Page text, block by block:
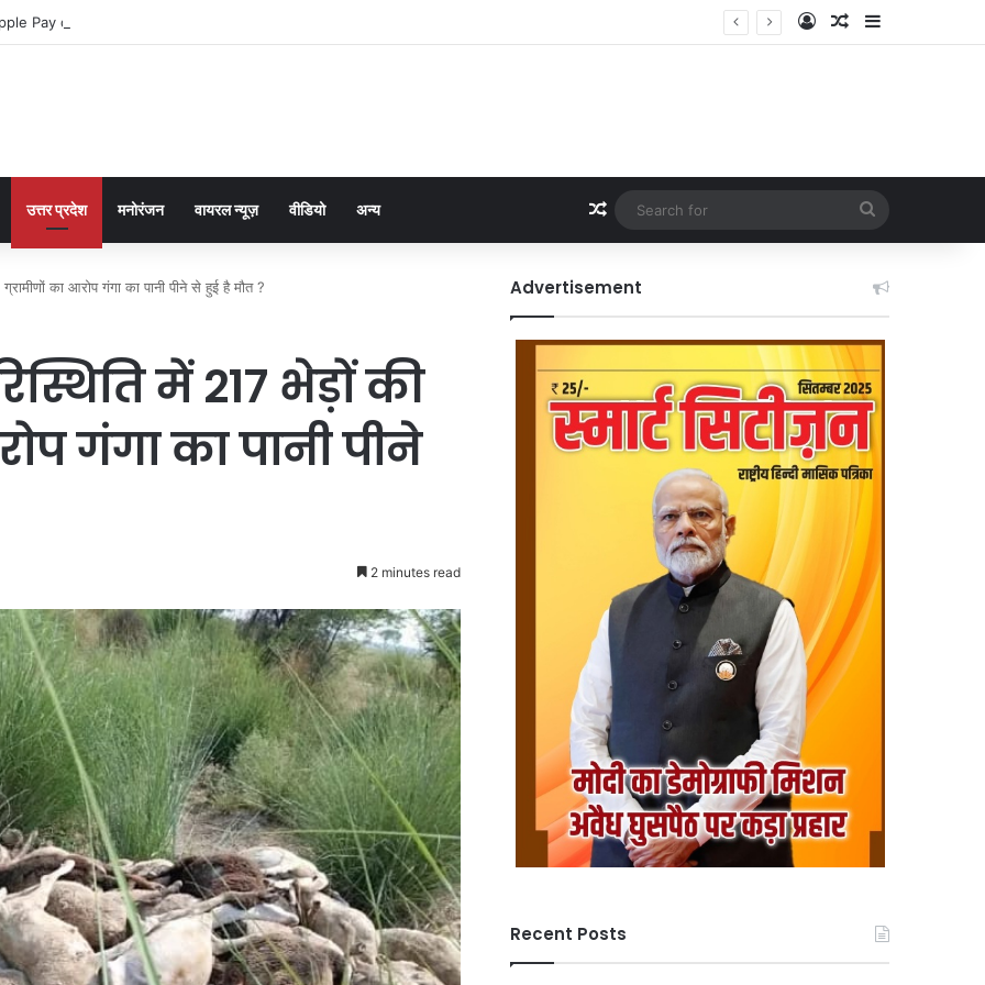
Pay dla graczy na iPhone Log InRandom Article
Sidebar
उत्तर प्रदेश मनोरंजन वायरल न्यूज़ वीडियो अन्य Random Article
for
का आरोप गंगा का पानी पीने से हुई है मौत ?
में 217 भेड़ों की
गंगा का पानी पीने
2 minutes read
Advertisement
Recent Posts